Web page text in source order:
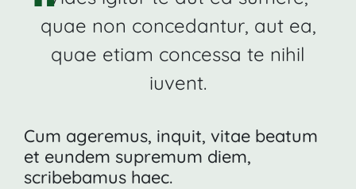
quae non concedantur, aut ea,
quae etiam concessa te nihil
iuvent.
Cum ageremus, inquit, vitae beatum
et eundem supremum diem,
scribebamus haec.